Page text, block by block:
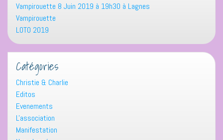
Vampirouette 8 Juin 2019 à 19h30 à Lagnes
Vampirouette
LOTO 2019
Catégories
Christie & Charlie
Editos
Evenements
L'association
Manifestation